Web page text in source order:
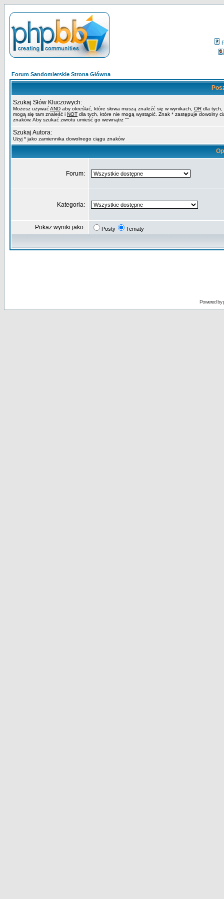
Forum Sandomierskie Strona Główna
Szukaj Słów Kluczowych:
Możesz używaćAND aby określać, które słowa muszą znaleźć się w wynikach, OR dla tych,
mogą się tam znaleść i NOT dla tych, które nie mogą wystąpić. Znak * zastępuje dowolny
znaków. Aby szukać zwrotu umieść go wewnątrz ""
Szukaj Autora:
Użyj * jako zamiennika dowolnego ciągu znaków
Forum:
Kategoria:
Pokaż wyniki jako: Posty Tematy
Powered by